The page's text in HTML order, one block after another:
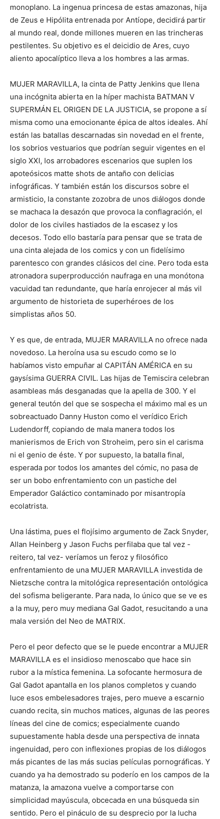
monoplano. La ingenua princesa de estas amazonas, hija
de Zeus e Hipólita entrenada por Antíope, decidirá partir
al mundo real, donde millones mueren en las trincheras
pestilentes. Su objetivo es el deicidio de Ares, cuyo
aliento apocalíptico lleva a los hombres a las armas.
MUJER MARAVILLA, la cinta de Patty Jenkins que llena
una incógnita abierta en la híper machista BATMAN V
SUPERMÁN EL ORIGEN DE LA JUSTICIA, se propone a sí
misma como una emocionante épica de altos ideales. Ahí
están las batallas descarnadas sin novedad en el frente,
los sobrios vestuarios que podrían seguir vigentes en el
siglo XXI, los arrobadores escenarios que suplen los
apoteósicos matte shots de antaño con delicias
infográficas. Y también están los discursos sobre el
armisticio, la constante zozobra de unos diálogos donde
se machaca la desazón que provoca la conflagración, el
dolor de los civiles hastiados de la escasez y los
decesos. Todo ello bastaría para pensar que se trata de
una cinta alejada de los comics y con un fidelísimo
parentesco con grandes clásicos del cine. Pero toda esta
atronadora superproducción naufraga en una monótona
vacuidad tan redundante, que haría enrojecer al más vil
argumento de historieta de superhéroes de los
simplistas años 50.
Y es que, de entrada, MUJER MARAVILLA no ofrece nada
novedoso. La heroína usa su escudo como se lo
habíamos visto empuñar al CAPITÁN AMÉRICA en su
gaysísima GUERRA CIVIL. Las hijas de Temiscira celebran
asambleas más desganadas que la apella de 300. Y el
general teutón del que se sospecha el máximo mal es un
sobreactuado Danny Huston como el verídico Erich
Ludendorff, copiando de mala manera todos los
manierismos de Erich von Stroheim, pero sin el carisma
ni el genio de éste. Y por supuesto, la batalla final,
esperada por todos los amantes del cómic, no pasa de
ser un bobo enfrentamiento con un pastiche del
Emperador Galáctico contaminado por misantropía
ecolatrista.
Una lástima, pues el flojísimo argumento de Zack Snyder,
Allan Heinberg y Jason Fuchs perfilaba que tal vez -
reitero, tal vez- veríamos un feroz y filosófico
enfrentamiento de una MUJER MARAVILLA investida de
Nietzsche contra la mitológica representación ontológica
del sofisma beligerante. Para nada, lo único que se ve es
a la muy, pero muy mediana Gal Gadot, resucitando a una
mala versión del Neo de MATRIX.
Pero el peor defecto que se le puede encontrar a MUJER
MARAVILLA es el insidioso menoscabo que hace sin
rubor a la mística femenina. La sofocante hermosura de
Gal Gadot apantalla en los planos completos y cuando
luce esos embelesadores trajes, pero mueve a escarnio
cuando recita, sin muchos matices, algunas de las peores
líneas del cine de comics; especialmente cuando
supuestamente habla desde una perspectiva de innata
ingenuidad, pero con inflexiones propias de los diálogos
más picantes de las más sucias películas pornográficas. Y
cuando ya ha demostrado su poderío en los campos de la
matanza, la amazona vuelve a comportarse con
simplicidad mayúscula, obcecada en una búsqueda sin
sentido. Pero el pináculo de su desprecio por la lucha